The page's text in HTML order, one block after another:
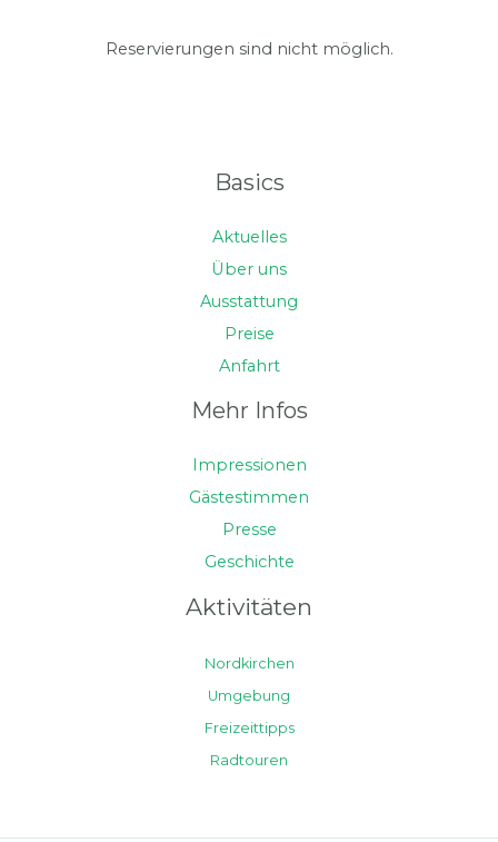
Reservierungen sind nicht möglich.
Basics
Aktuelles
Über uns
Ausstattung
Preise
Anfahrt
Mehr Infos
Impressionen
Gästestimmen
Presse
Geschichte
Aktivitäten
Nordkirchen
Umgebung
Freizeittipps
Radtouren